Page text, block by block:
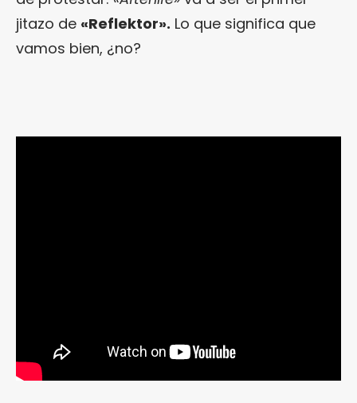
jitazo de «Reflektor». Lo que significa que
vamos bien, ¿no?